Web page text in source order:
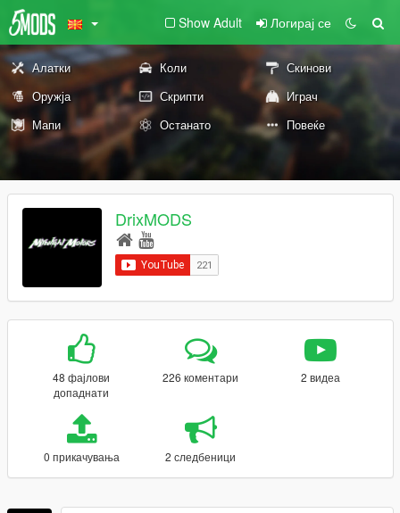
Show Adult Логирај се
Алатки Коли
Скинови
Оружја
Скрипти
Играч
Мапи
Останато Повеќе
DrixMODS
48 фајлови
допаднати
226 коментари 2 видеа
0 прикачувања 2 следбеници